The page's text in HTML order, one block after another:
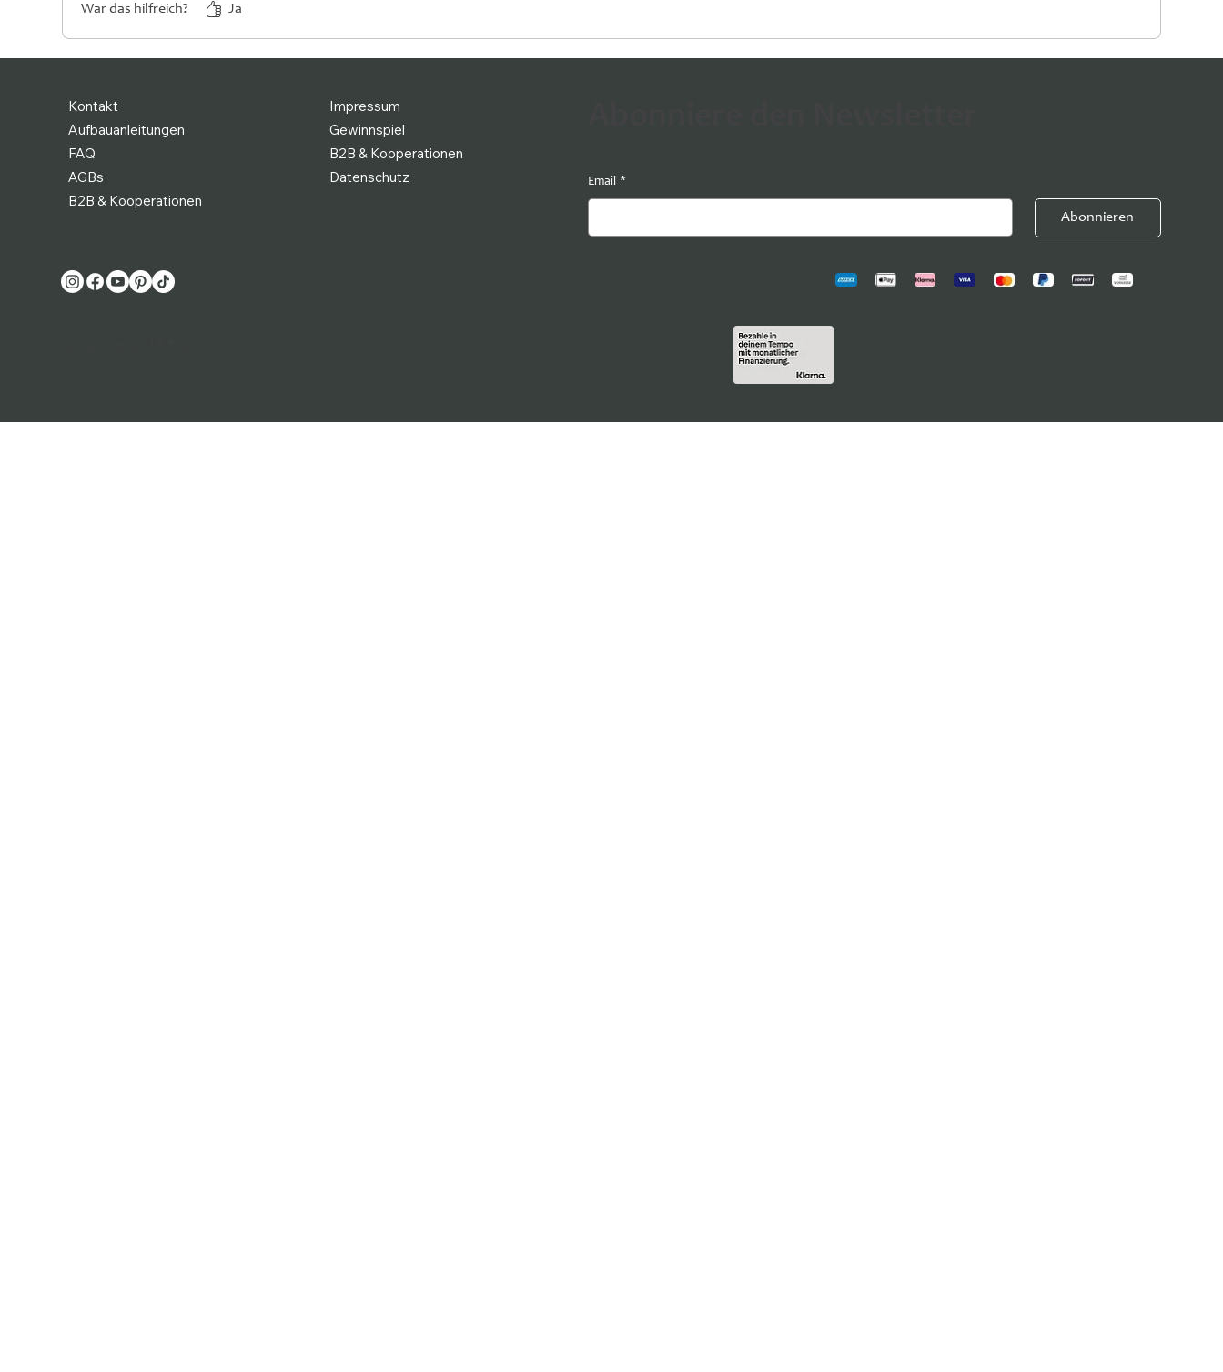
War das hilfreich? Ja
Kontakt
Aufbauanleitungen
FAQ
AGBs
B2B & Kooperationen
Impressum
Gewinnspiel
B2B & Kooperationen
Datenschutz
Email *
Abonnieren